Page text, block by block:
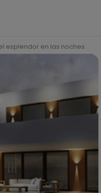
esplendor en las noches